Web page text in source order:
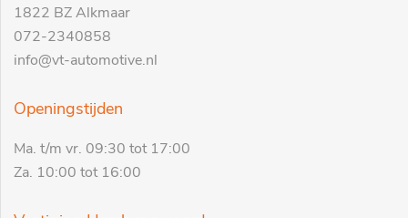
1822 BZ Alkmaar
072-2340858
info@vt-automotive.nl
Openingstijden
Ma. t/m vr. 09:30 tot 17:00
Za. 10:00 tot 16:00